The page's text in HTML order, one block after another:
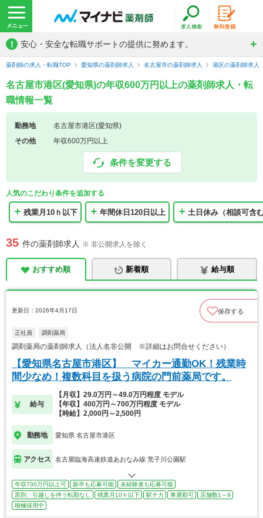
! 安心・安全な転職サポートの提供に努めます。
薬剤師の求人・転職TOP 愛知県の薬剤師求人 名古屋市の薬剤師求人 港区の薬剤師求人
名古屋市港区(愛知県)の年収600万円以上の薬剤師求人・転
職情報一覧
勤務地
名古屋市港区(愛知県)
その他
年収600万円以上
条件を変更する
人気のこだわり条件を追加する
残業月10ｈ以下 年間休日120日以上 土日休み（相談可含
35 件の薬剤師求人 ※ 非公開求人を除く
おすすめ順 新着順 給与順
更新日：2026年4月17日 保存する
正社員 調剤薬局
調剤薬局の薬剤師求人（法人名非公開 ※詳細はお問合せください）
【愛知県名古屋市港区】 マイカー通勤OK！残業時
間少なめ！複数科目を扱う病院の門前薬局です。
給与
【月収】29.0万円～49.0万円程度 モデル
【年収】400万円～700万円程度 モデル
【時給】2,000円～2,500円
勤務地 愛知県 名古屋市港区
アクセス 名古屋臨海高速鉄道あおなみ線 荒子川公園駅
年収700万円以上可 新卒も応募可能
未経験者も応募可能
原則、引越しを伴う転勤なし
残業月10ｈ以下 駅チカ 車通勤可
店舗数1～9
積極採用中